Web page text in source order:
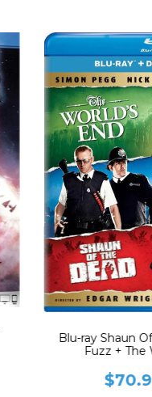
Blu-ray Shaun
Fuzz + The